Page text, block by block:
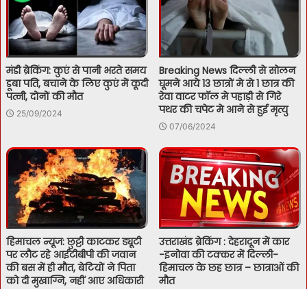
मंडी ब्रेकिंग: कुएं से पानी भरते समय
डूबा पति, बचाने के लिए कुएं में कूदी
पत्नी, दोनों की मौत
25/09/2024
Breaking News दिल्ली से सोलन
घूमने आये 13 छात्रों मे से 1 छात्र की
रेवा वाटर फॉल मे पहाड़ी से गिरे
पथर की चपेट मे आने से हुई मृत्यु
07/06/2024
हिमाचल न्यूज: छुट्टी काटकर ड्यूटी
पर लौट रहे आईटीबीपी की जवान
की बस में ही मौत, बेटियों ने पिता
को दी मुखाग्नि, नहीं आए अधिकारी
उत्तराखंड ब्रेकिंग : देहरादून में कार
-इनोवा की टक्कर में दिल्ली-
हिमाचल के छह छात्र – छात्राओं की
मौत